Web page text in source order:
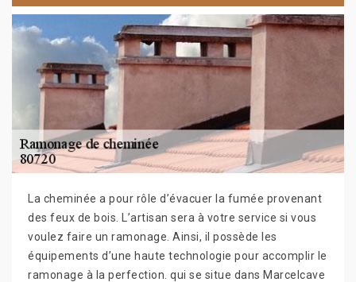
La cheminée a pour rôle d’évacuer la fumée provenant
des feux de bois. L’artisan sera à votre service si vous
voulez faire un ramonage. Ainsi, il possède les
équipements d’une haute technologie pour accomplir le
ramonage à la perfection. qui se situe dans Marcelcave